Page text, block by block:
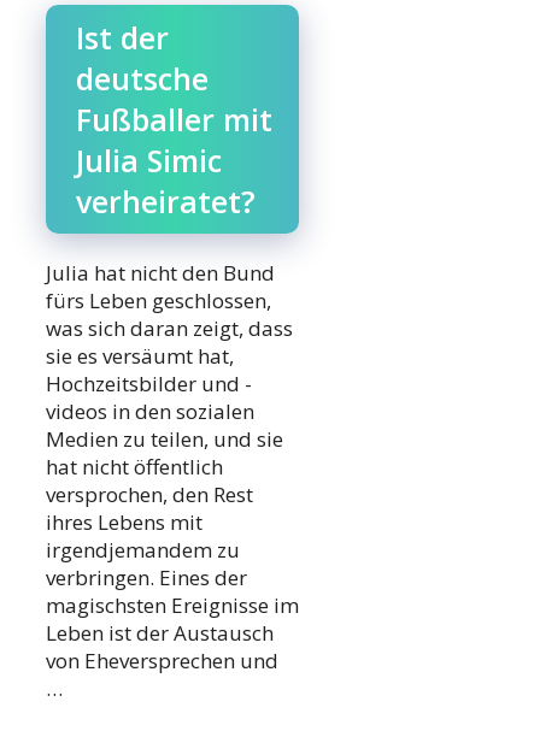
Ist der
deutsche
Fußballer mit
Julia Simic
verheiratet?
Julia hat nicht den Bund
fürs Leben geschlossen,
was sich daran zeigt, dass
sie es versäumt hat,
Hochzeitsbilder und -
videos in den sozialen
Medien zu teilen, und sie
hat nicht öffentlich
versprochen, den Rest
ihres Lebens mit
irgendjemandem zu
verbringen. Eines der
magischsten Ereignisse im
Leben ist der Austausch
von Eheversprechen und
…